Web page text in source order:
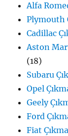
Alfa
Plymouth
Cadillac
Aston
(18)
Subaru
Opel
Geely
Ford
Fiat